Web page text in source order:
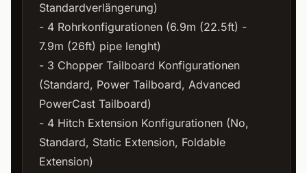
Standardverlängerung)
- 4 Rohrkonfigurationen (6.9m (22.5ft) -
7.9m (26ft) pipe lenght)
- 3 Chopper Tailboard Konfigurationen
(Standard, Power Tailboard, Advanced
PowerCast Tailboard)
- 4 Hitch Extension Konfigurationen (No,
Standard, Static Extension, Foldable
Extension)